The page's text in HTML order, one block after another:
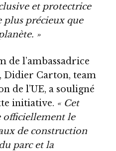
et protectrice
précieux que
»
de l’ambassadrice
Didier Carton, team
de l’UE, a souligné
initiative. « Cet
officiellement le
de construction
parc et la